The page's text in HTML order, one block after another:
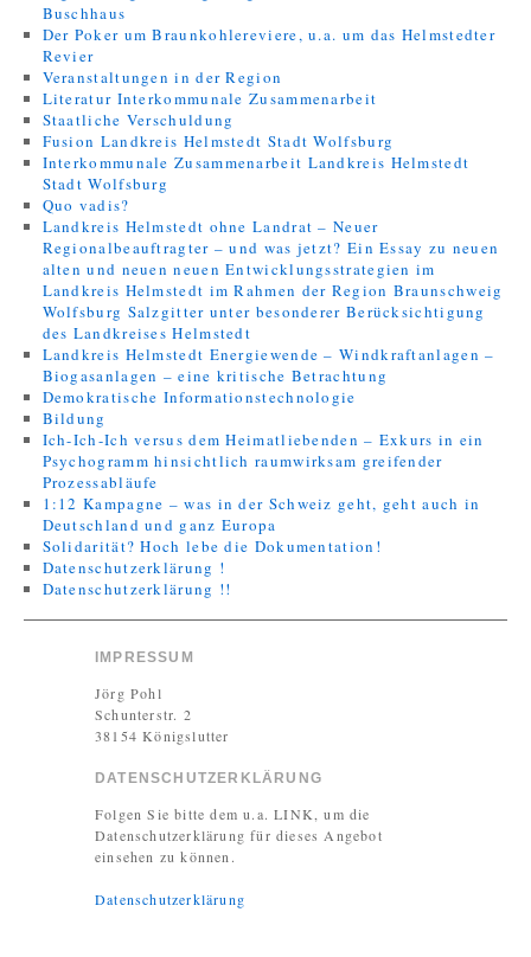
Buschhaus
Der Poker um Braunkohlereviere, u.a. um das Helmstedter
Revier
Veranstaltungen in der Region
Literatur Interkommunale Zusammenarbeit
Staatliche Verschuldung
Fusion Landkreis Helmstedt Stadt Wolfsburg
Interkommunale Zusammenarbeit Landkreis Helmstedt
Stadt Wolfsburg
Quo vadis?
Landkreis Helmstedt ohne Landrat – Neuer
Regionalbeauftragter – und was jetzt? Ein Essay zu neuen
alten und neuen neuen Entwicklungsstrategien im
Landkreis Helmstedt im Rahmen der Region Braunschweig
Wolfsburg Salzgitter unter besonderer Berücksichtigung
des Landkreises Helmstedt
Landkreis Helmstedt Energiewende – Windkraftanlagen –
Biogasanlagen – eine kritische Betrachtung
Demokratische Informationstechnologie
Bildung
Ich-Ich-Ich versus dem Heimatliebenden – Exkurs in ein
Psychogramm hinsichtlich raumwirksam greifender
Prozessabläufe
1:12 Kampagne – was in der Schweiz geht, geht auch in
Deutschland und ganz Europa
Solidarität? Hoch lebe die Dokumentation!
Datenschutzerklärung !
Datenschutzerklärung !!
IMPRESSUM
Jörg Pohl
Schunterstr. 2
38154 Königslutter
DATENSCHUTZERKLÄRUNG
Folgen Sie bitte dem u.a. LINK, um die
Datenschutzerklärung für dieses Angebot
einsehen zu können.
Datenschutzerklärung